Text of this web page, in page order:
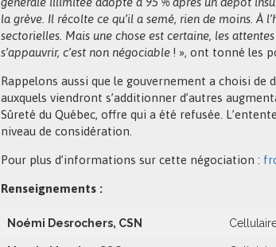
la grève. Il récolte ce qu’il a semé, rien de moins. À
sectorielles. Mais une chose est certaine, les
s’appauvrir, c’est non négociable ! », ont tonné les
Rappelons aussi que le gouvernement a choisi
auxquels viendront s’additionner d’autres
Sûreté du Québec, offre qui a été refusée.
niveau de considération.
Pour plus d’informations sur cette négociation :
Renseignements :
Noémi Desrochers, CSN